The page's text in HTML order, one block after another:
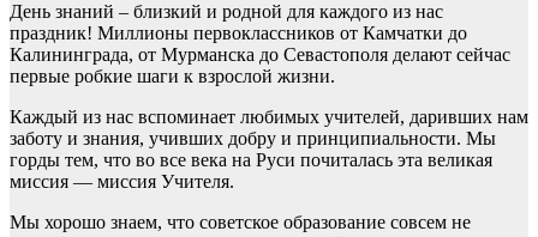
День знаний – близкий и родной для каждого из нас
праздник! Миллионы первоклассников от Камчатки до
Калининграда, от Мурманска до Севастополя делают сейчас
первые робкие шаги к взрослой жизни.
Каждый из нас вспоминает любимых учителей, даривших нам
заботу и знания, учивших добру и принципиальности. Мы
горды тем, что во все века на Руси почиталась эта великая
миссия — миссия Учителя.
Мы хорошо знаем, что советское образование совсем не